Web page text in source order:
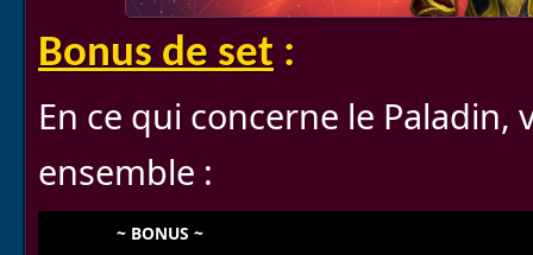
Bonus de set :
En ce qui concerne le
ensemble :
~ BONUS ~